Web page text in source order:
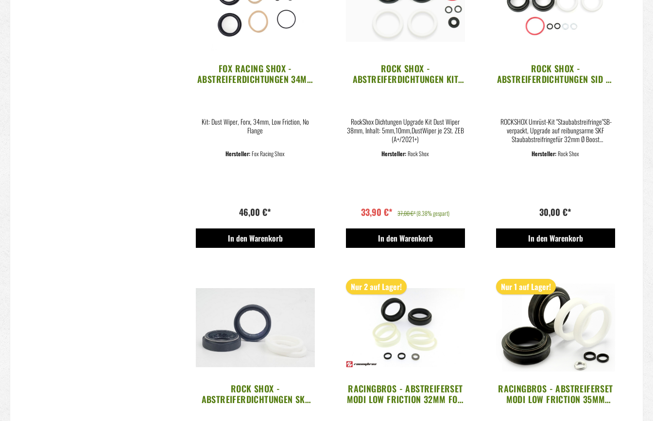
FOX RACING SHOX -
ABSTREIFERDICHTUNGEN 34MM
Kit: Dust Wiper, Forx, 34mm, Low Friction, No
Flange
Hersteller:Fox Racing Shox
46,00 €*
In den Warenkorb
ROCK SHOX -
ABSTREIFERDICHTUNGEN KIT
RockShox Dichtungen Upgrade Kit Dust Wiper
38mm, Inhalt: 5mm,10mm,DustWiper je 2St. ZEB
(A+/2021+)
Hersteller:Rock Shox
33,90 €* 37,00 €*(8.38% gespart)
In den Warenkorb
ROCK SHOX -
ABSTREIFERDICHTUNGEN SID SL
ROCKSHOX Umrüst-Kit "Staubabstreifringe"SB-
verpackt, Upgrade auf reibungsarme SKF
Staubabstreifringefür 32mm Ø Boost
Flansch
Hersteller:Rock Shox
30,00 €*
In den Warenkorb
ROCK SHOX -
ABSTREIFERDICHTUNGEN SKF
Nur 2 auf Lager!
RACINGBROS - ABSTREIFERSET
MODI LOW FRICTION 32MM FOX,
Nur 1 auf Lager!
RACINGBROS - ABSTREIFERSET
MODI LOW FRICTION 35MM